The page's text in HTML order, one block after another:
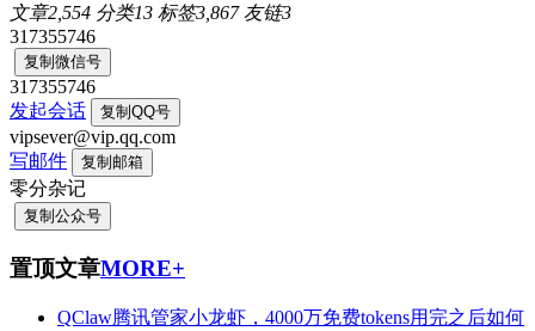
文章2,554 分类13 标签3,867 友链3
317355746
复制微信号
317355746
发起会话
复制QQ号
vipsever@vip.qq.com
写邮件
复制邮箱
零分杂记
复制公众号
置顶文章MORE+
QClaw腾讯管家小龙虾，4000万免费tokens用完之后如何